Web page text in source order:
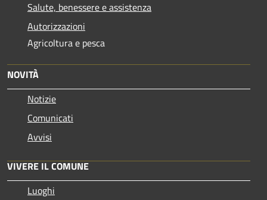
Salute, benessere e assistenza
Autorizzazioni
Agricoltura e pesca
NOVITÀ
Notizie
Comunicati
Avvisi
VIVERE IL COMUNE
Luoghi